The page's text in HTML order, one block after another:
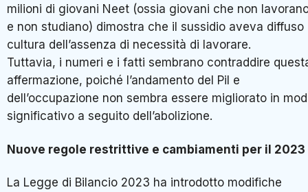
milioni di giovani Neet (ossia giovani che non
e non studiano) dimostra che il sussidio aveva diffuso
cultura dell’assenza di necessità di lavorare.
Tuttavia, i numeri e i fatti sembrano contraddire
affermazione, poiché l’andamento del Pil e
dell’occupazione non sembra essere migliorato in
significativo a seguito dell’abolizione.
Nuove regole restrittive e cambiamenti per il 2023
La Legge di Bilancio 2023 ha introdotto modifiche